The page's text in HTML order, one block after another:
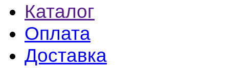
Каталог
Оплата
Доставка